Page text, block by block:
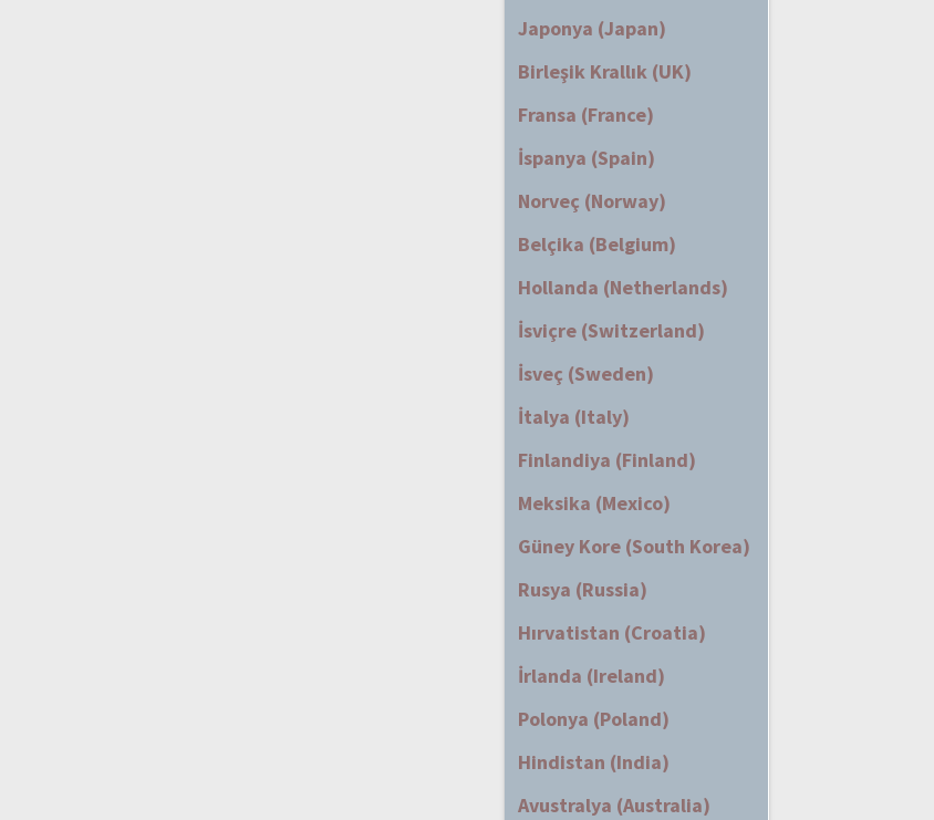
Japonya (Japan)
Birleşik Krallık (UK)
Fransa (France)
İspanya (Spain)
Norveç (Norway)
Belçika (Belgium)
Hollanda (Netherlands)
İsviçre (Switzerland)
İsveç (Sweden)
İtalya (Italy)
Finlandiya (Finland)
Meksika (Mexico)
Güney Kore (South Korea)
Rusya (Russia)
Hırvatistan (Croatia)
İrlanda (Ireland)
Polonya (Poland)
Hindistan (India)
Avustralya (Australia)